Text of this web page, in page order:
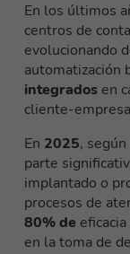
En los últimos
centros de
evolucionando
automatización
integrados en
cliente-
En 2025,
parte
implantado o
procesos de
80% de
en la toma de